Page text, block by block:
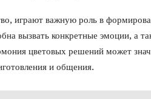
играют важную роль в
вызвать конкретные эмоции, а
цветовых решений может
и общения.